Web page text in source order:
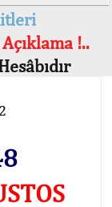
!..